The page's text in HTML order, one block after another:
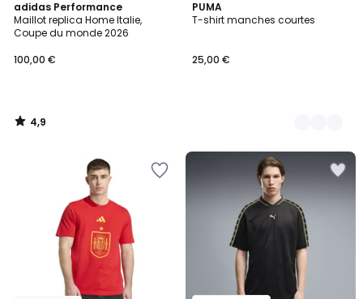
adidas Performance
Maillot replica Home Italie,
Coupe du monde 2026
100,00 €
4,9
/ 5
4,9
/
PUMA
T-shirt manches courtes
25,00 €
2
Couleurs